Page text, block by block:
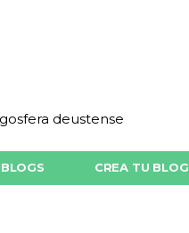
deustense
BLOGS CREA TU BLOG